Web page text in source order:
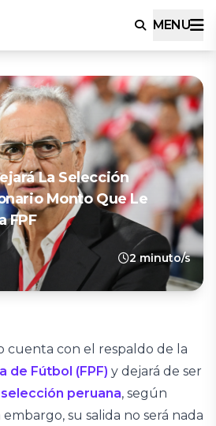
MENU
La Selección
Monto Que Le
FPF
2 minuto/s
cuenta con el respaldo de la
de Fútbol (FPF) y dejará de ser
selección peruana, según
su salida no será nada